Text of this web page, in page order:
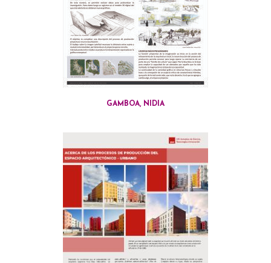
GAMBOA, NIDIA